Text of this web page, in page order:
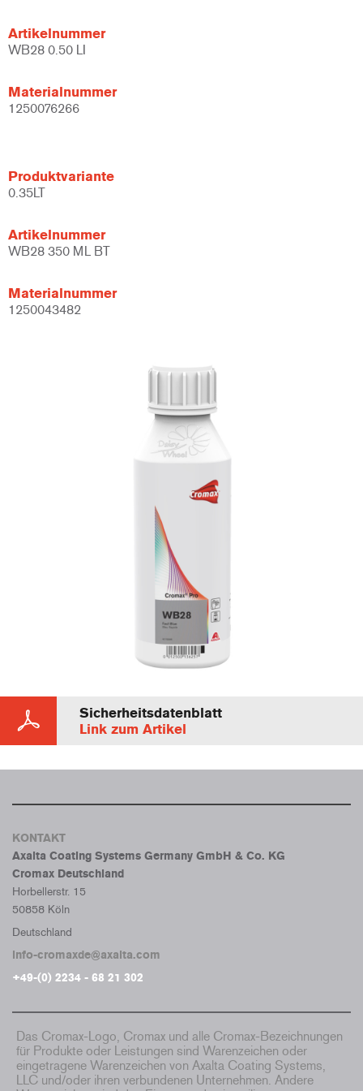
Artikelnummer
WB28 0.50 LI
Materialnummer
1250076266
Produktvariante
0.35LT
Artikelnummer
WB28 350 ML BT
Materialnummer
1250043482
Sicherheitsdatenblatt
Link zum Artikel
KONTAKT
Axalta Coating Systems Germany GmbH & Co. KG
Cromax Deutschland
Horbellerstr. 15
50858 Köln
Deutschland
info-cromaxde@axalta.com
+49-(0) 2234 - 68 21 302
Das Cromax-Logo, Cromax und alle Cromax-Bezeichnungen
für Produkte oder Leistungen sind Warenzeichen oder
eingetragene Warenzeichen von Axalta Coating Systems,
LLC und/oder ihren verbundenen Unternehmen. Andere